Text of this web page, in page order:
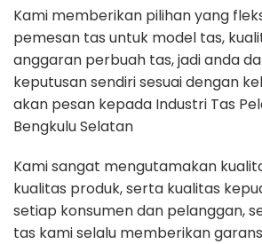
Kami memberikan pilihan yang
pemesan tas untuk model tas,
anggaran perbuah tas, jadi anda
keputusan sendiri sesuai dengan
akan pesan kepada Industri Tas
Bengkulu Selatan
Kami sangat mengutamakan
kualitas produk, serta kualitas
setiap konsumen dan pelanggan,
tas kami selalu memberikan